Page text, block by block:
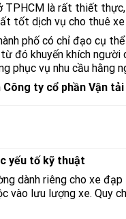
TPHCM là rất thiết
tốt dịch vụ cho thuê xe
phố có chỉ đạo cụ
đó khuyến khích người
phục vụ nhu cầu hằng
Công ty cổ phần Vận
yếu tố kỹ thuật
dành riêng cho xe
vào lưu lượng xe. Quy